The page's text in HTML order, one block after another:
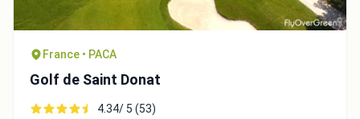
France • PACA
Golf de Saint Donat
4.34/ 5 (53)